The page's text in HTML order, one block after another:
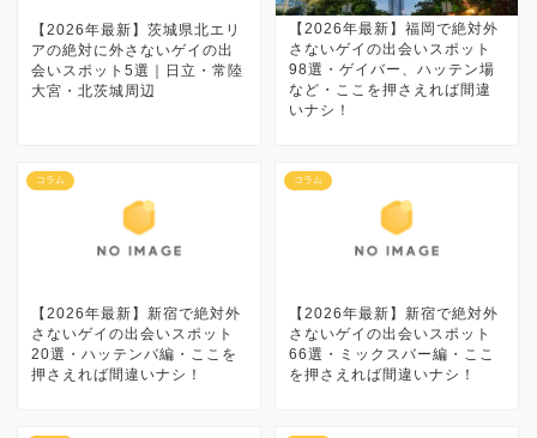
【2026年最新】茨城県北エリ
アの絶対に外さないゲイの出
会いスポット5選｜日立・常陸
大宮・北茨城周辺
【2026年最新】福岡で絶対外
さないゲイの出会いスポット
98選・ゲイバー、ハッテン場
など・ここを押さえれば間違
いナシ！
コラム
【2026年最新】新宿で絶対外
さないゲイの出会いスポット
20選・ハッテンバ編・ここを
押さえれば間違いナシ！
コラム
【2026年最新】新宿で絶対外
さないゲイの出会いスポット
66選・ミックスバー編・ここ
を押さえれば間違いナシ！